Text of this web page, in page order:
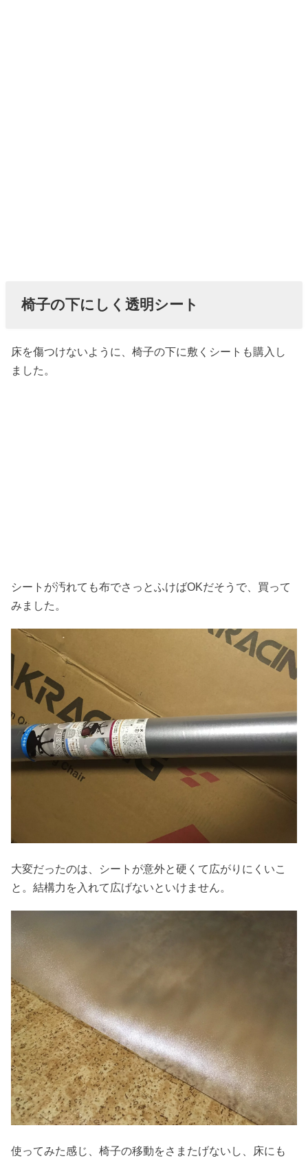
椅子の下にしく透明シート
床を傷つけないように、椅子の下に敷くシートも購入し
ました。
シートが汚れても布でさっとふけばOKだそうで、買って
みました。
大変だったのは、シートが意外と硬くて広がりにくいこ
と。結構力を入れて広げないといけません。
使ってみた感じ、椅子の移動をさまたげないし、床にも